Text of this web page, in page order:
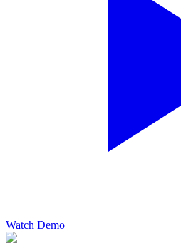
Watch Demo